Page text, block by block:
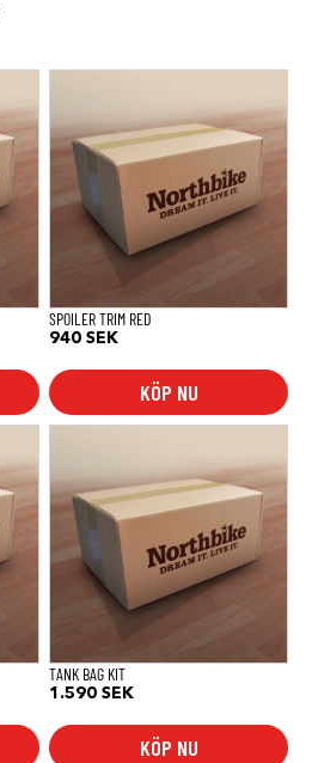
SPOILER TRIM RED
940 SEK
KÖP NU
TANK BAG KIT
1.590 SEK
KÖP NU